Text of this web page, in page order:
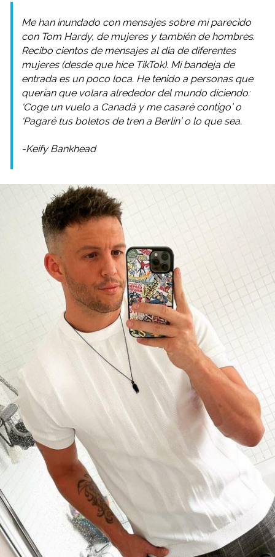
Me han inundado con mensajes sobre mi parecido
con Tom Hardy, de mujeres y también de hombres.
Recibo cientos de mensajes al día de diferentes
mujeres (desde que hice TikTok). Mi bandeja de
entrada es un poco loca. He tenido a personas que
querían que volara alrededor del mundo diciendo:
‘Coge un vuelo a Canadá y me casaré contigo’ o
‘Pagaré tus boletos de tren a Berlín’ o lo que sea.
-Keify Bankhead